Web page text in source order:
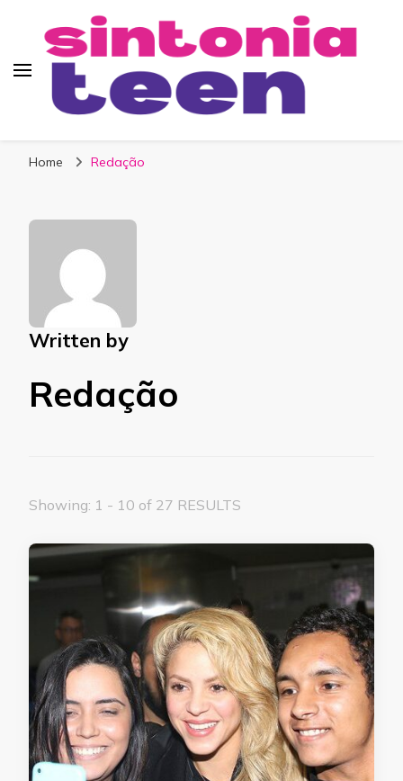
Home Redação
Written by
Redação
Showing: 1 - 10 of 27 RESULTS